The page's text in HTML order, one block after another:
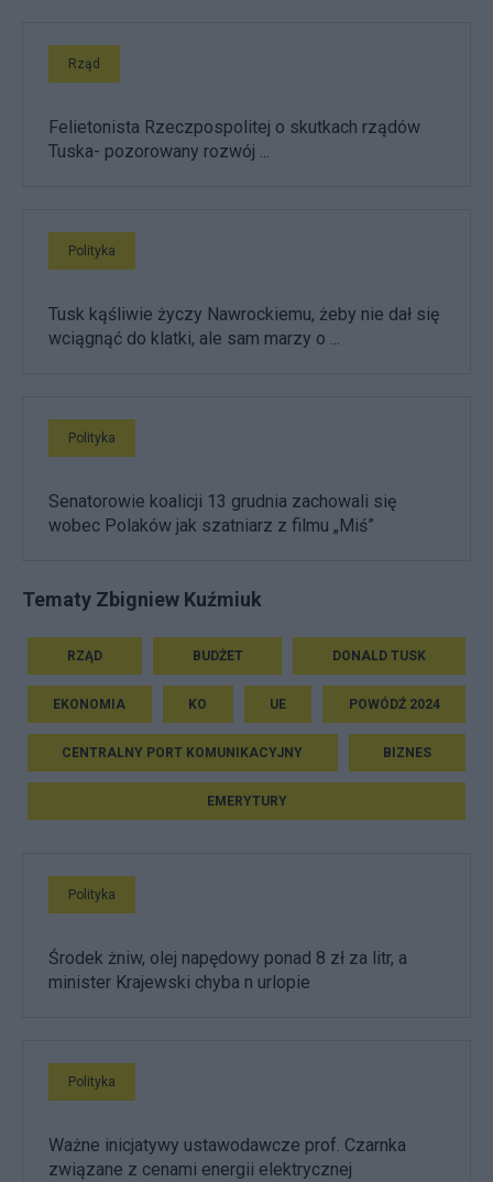
Rząd
Felietonista Rzeczpospolitej o skutkach rządów
Tuska- pozorowany rozwój ...
Polityka
Tusk kąśliwie życzy Nawrockiemu, żeby nie dał się
wciągnąć do klatki, ale sam marzy o ...
Polityka
Senatorowie koalicji 13 grudnia zachowali się
wobec Polaków jak szatniarz z filmu „Miś”
Tematy Zbigniew Kuźmiuk
RZĄD BUDŻET DONALD TUSK
EKONOMIA KO UE POWÓDŹ 2024
CENTRALNY PORT KOMUNIKACYJNY BIZNES
EMERYTURY
Polityka
Środek żniw, olej napędowy ponad 8 zł za litr, a
minister Krajewski chyba n urlopie
Polityka
Ważne inicjatywy ustawodawcze prof. Czarnka
związane z cenami energii elektrycznej